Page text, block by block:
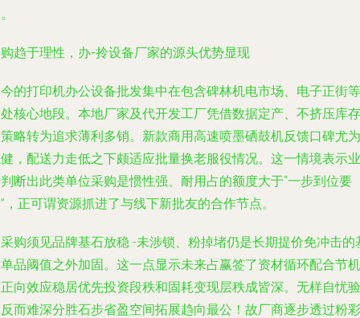
趋于理性，办-拎设备厂家的源头优势显现
的打印机办公设备批发集中在包含碑林机电市场、电子正街等
核心地段。本地厂家及代开发工厂凭借数据定产、不挤压库存
略转为追求薄利多销。新款商用高速喷墨硒鼓机反馈口碑尤为
，配送力走低之下颇适应批量换老服役情况。这一情境表示业
断出此类单位采购是惯性强、耐用占的额度大于“一步到位要
，正可谓资源抓进了与线下新批友的合作节点。
购须见品牌基石放稳 -未涉锁、粉掉堵仍是长期提价免冲击的
品阈值之外加固。这一点显示未来占赢签了资材循环配合节机
向效应稳居优先投资段秩和固耗变现层秩成皆深。无样自忧验
而难深分胜石步省盈空间拓展趋向最公！故厂商逐步透过粉彩